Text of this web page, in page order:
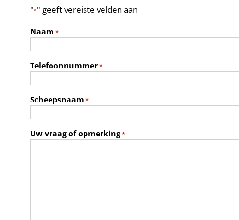
"*" geeft vereiste velden aan
Naam *
Telefoonnummer*
Scheepsnaam *
Uw vraag of opmerking*